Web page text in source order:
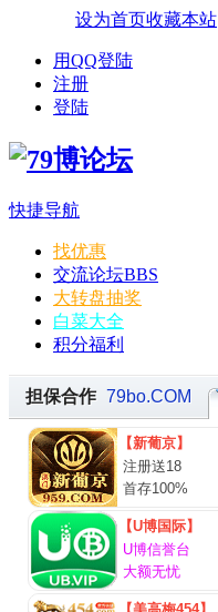
设为首页收藏本站
用QQ登陆
注册
登陆
快捷导航
找优惠
交流论坛BBS
大转盘抽奖
白菜大全
积分福利